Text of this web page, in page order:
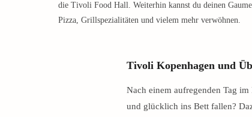
die Tivoli Food Hall. Weiterhin kannst du deinen
Pizza, Grillspezialitäten und vielem mehr verwöhnen.
Tivoli Kopenhagen und
Nach einem aufregenden Tag
und glücklich ins Bett fallen?